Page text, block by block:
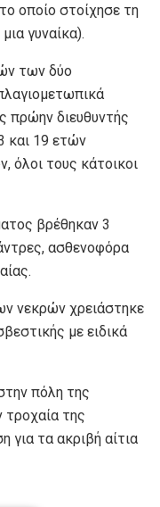
οποίο στοίχησε τη
γυναίκα).
των δύο
πρώην διευθυντής
και 19 ετών
όλοι τους κάτοικοι
βρέθηκαν 3
ασθενοφόρα
νεκρών χρειάστηκε
με ειδικά
πόλη της
της
για τα ακριβή αίτια